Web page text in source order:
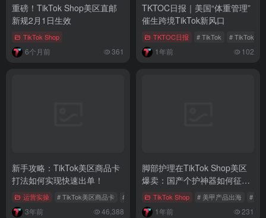
重磅！TikTok Shop美区直邮
新规2月1日生效
TikTok Shop
6个月前 361
TKTOC日报｜美国“体重管理”
催生跨境TikTok新风口
TKTOC日报 # TikTok # TikTok
1年前 102
新手攻略：TikTok美区商品卡
打法如何实现快速出单！
运营实操 # TikTok美区商品卡 # TikTok美区 # 商品卡玩法
3年前 46,388
脚部护理在TikTok Shop美区
爆卖：国产个护神器如何征服
海外市场？
TikTok Shop # 美甲产品出海 #
1年前 231